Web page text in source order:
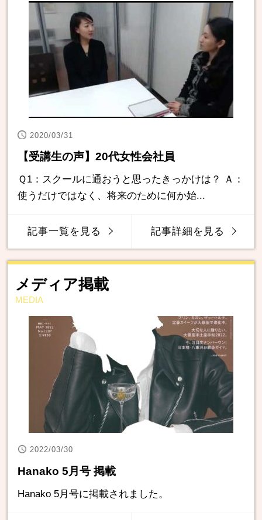
2020/03/31
【受講生の声】20代女性会社員
Ｑ1：スクールに通おうと思ったきっかけは？ Ａ：
使うだけではなく、将来のために何か始...
記事一覧を見る 記事詳細を見る
メディア掲載
MEDIA
2022/03/30
Hanako 5月号 掲載
Hanako 5月号に掲載されました。